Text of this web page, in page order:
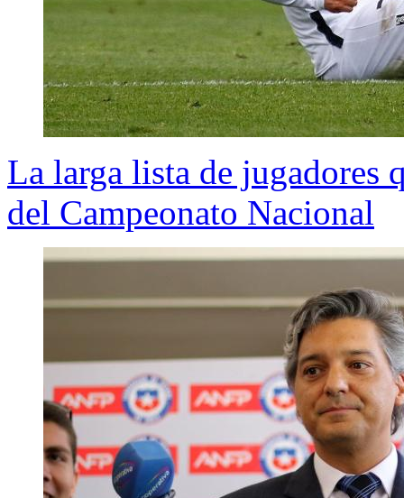
La larga lista de jugadores
del Campeonato Nacional